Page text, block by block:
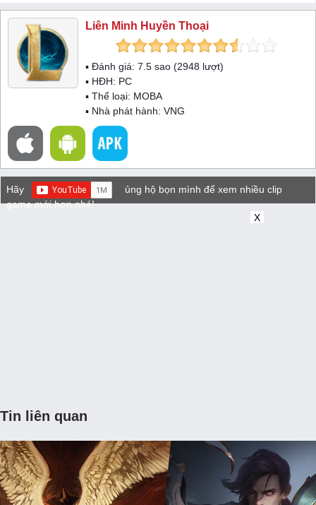
Liên Minh Huyền Thoại
▪ Đánh giá: 7.5 sao (2948 lượt)
▪ HĐH: PC
▪ Thể loại: MOBA
▪ Nhà phát hành: VNG
Hãy
ủng hộ bọn mình để xem nhiều clip
game mới hơn nhé!
X
Tin liên quan